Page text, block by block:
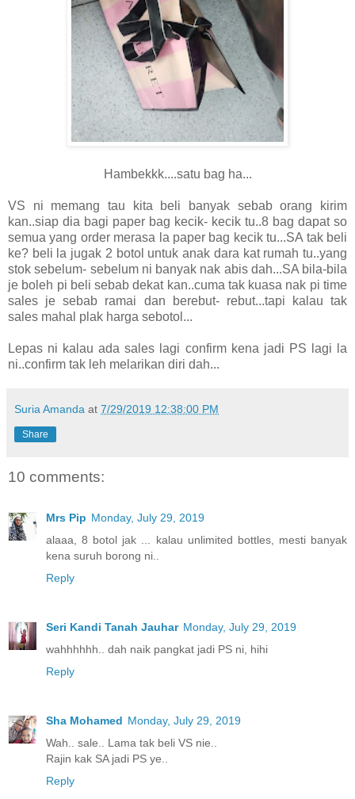
Hambekkk....satu bag ha...
VS ni memang tau kita beli banyak sebab orang kirim
kan..siap dia bagi paper bag kecik- kecik tu..8 bag dapat so
semua yang order merasa la paper bag kecik tu...SA tak beli
ke? beli la jugak 2 botol untuk anak dara kat rumah tu..yang
stok sebelum- sebelum ni banyak nak abis dah...SA bila-bila
je boleh pi beli sebab dekat kan..cuma tak kuasa nak pi time
sales je sebab ramai dan berebut- rebut...tapi kalau tak
sales mahal plak harga sebotol...
Lepas ni kalau ada sales lagi confirm kena jadi PS lagi la
ni..confirm tak leh melarikan diri dah...
Suria Amanda at 7/29/2019 12:38:00 PM
Share
10 comments:
Mrs Pip Monday, July 29, 2019
alaaa, 8 botol jak ... kalau unlimited bottles, mesti banyak
kena suruh borong ni..
Reply
Seri Kandi Tanah Jauhar Monday, July 29, 2019
wahhhhhh.. dah naik pangkat jadi PS ni, hihi
Reply
Sha Mohamed Monday, July 29, 2019
Wah.. sale.. Lama tak beli VS nie..
Rajin kak SA jadi PS ye..
Reply